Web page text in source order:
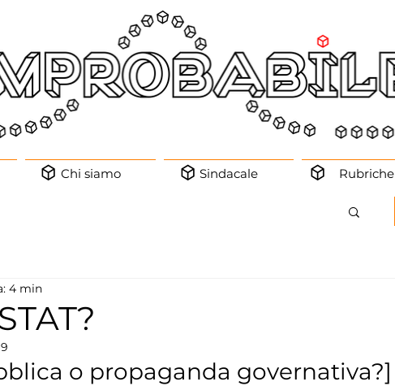
Chi siamo Sindacale Rubriche
4 min
o propaganda governativa?]